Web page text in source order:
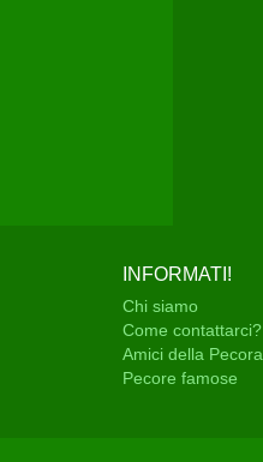
INFORMATI!
Chi siamo
Come contattarci?
Amici della Pecora
Pecore famose